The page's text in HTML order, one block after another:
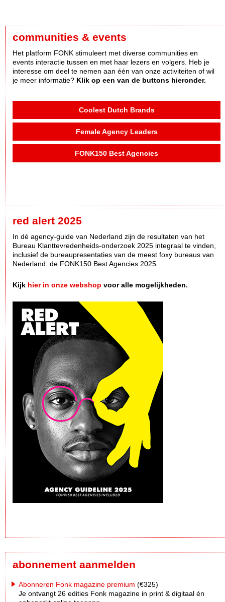
communities & events
Het platform FONK stimuleert met diverse communities en
events interactie tussen en met haar lezers en volgers. Heb je
interesse om deel te nemen aan één van onze activiteiten of wil
je meer informatie? Klik op een van de buttons hieronder.
Coolest Dutch Brands
Female Agency Leaders
FONK150 Best Agencies
red alert 2025
In dè agency-guide van Nederland zijn de resultaten van het
Bureau Klanttevredenheids-onderzoek 2025 integraal te vinden,
inclusief de bureaupresentaties van de meest foxy bureaus van
Nederland: de FONK150 Best Agencies 2025.
Kijk hier in onze webshop voor alle mogelijkheden.
abonnement aanmelden
Abonneren Fonk magazine premium (€325)
Je ontvangt 26 edities Fonk magazine in print & digitaal én